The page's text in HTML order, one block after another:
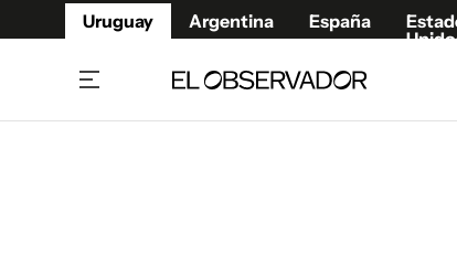
Uruguay Argentina España